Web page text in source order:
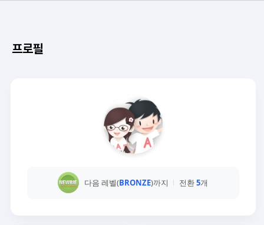
프로필
다음 레벨(BRONZE)까지 전환5개